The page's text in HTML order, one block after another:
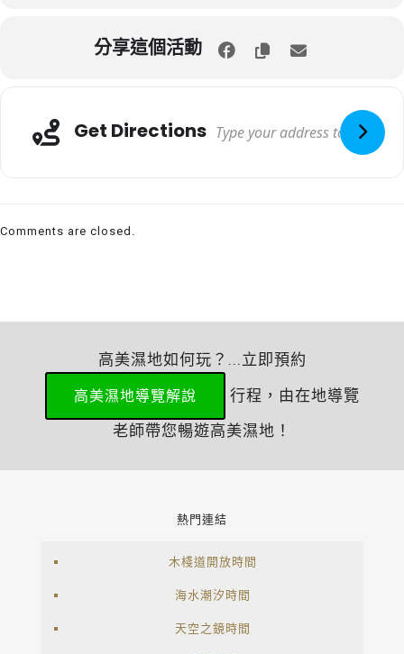
分享這個活動
Get Directions
Comments are closed.
高美濕地如何玩？...立即預約
高美濕地導覽解說
行程，由在地導覽
老師帶您暢遊高美濕地！
熱門連結
木棧道開放時間
海水潮汐時間
天空之鏡時間